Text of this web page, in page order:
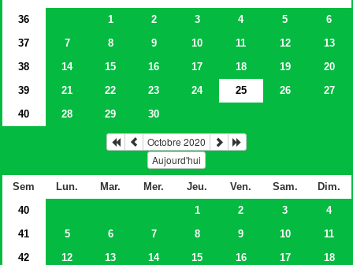
36
1 2 3 4 5
6
37
7 8 9 10 11 12
13
38
14 15 16 17 18 19
20
39
21 22 23 24 25 26
27
40
28 29 30
Octobre 2020
Aujourd'hui
Sem Lun. Mar. Mer. Jeu. Ven. Sam.
Dim.
40
1 2 3
4
41
5 6 7 8 9 10
11
42
12 13 14 15 16 17
18